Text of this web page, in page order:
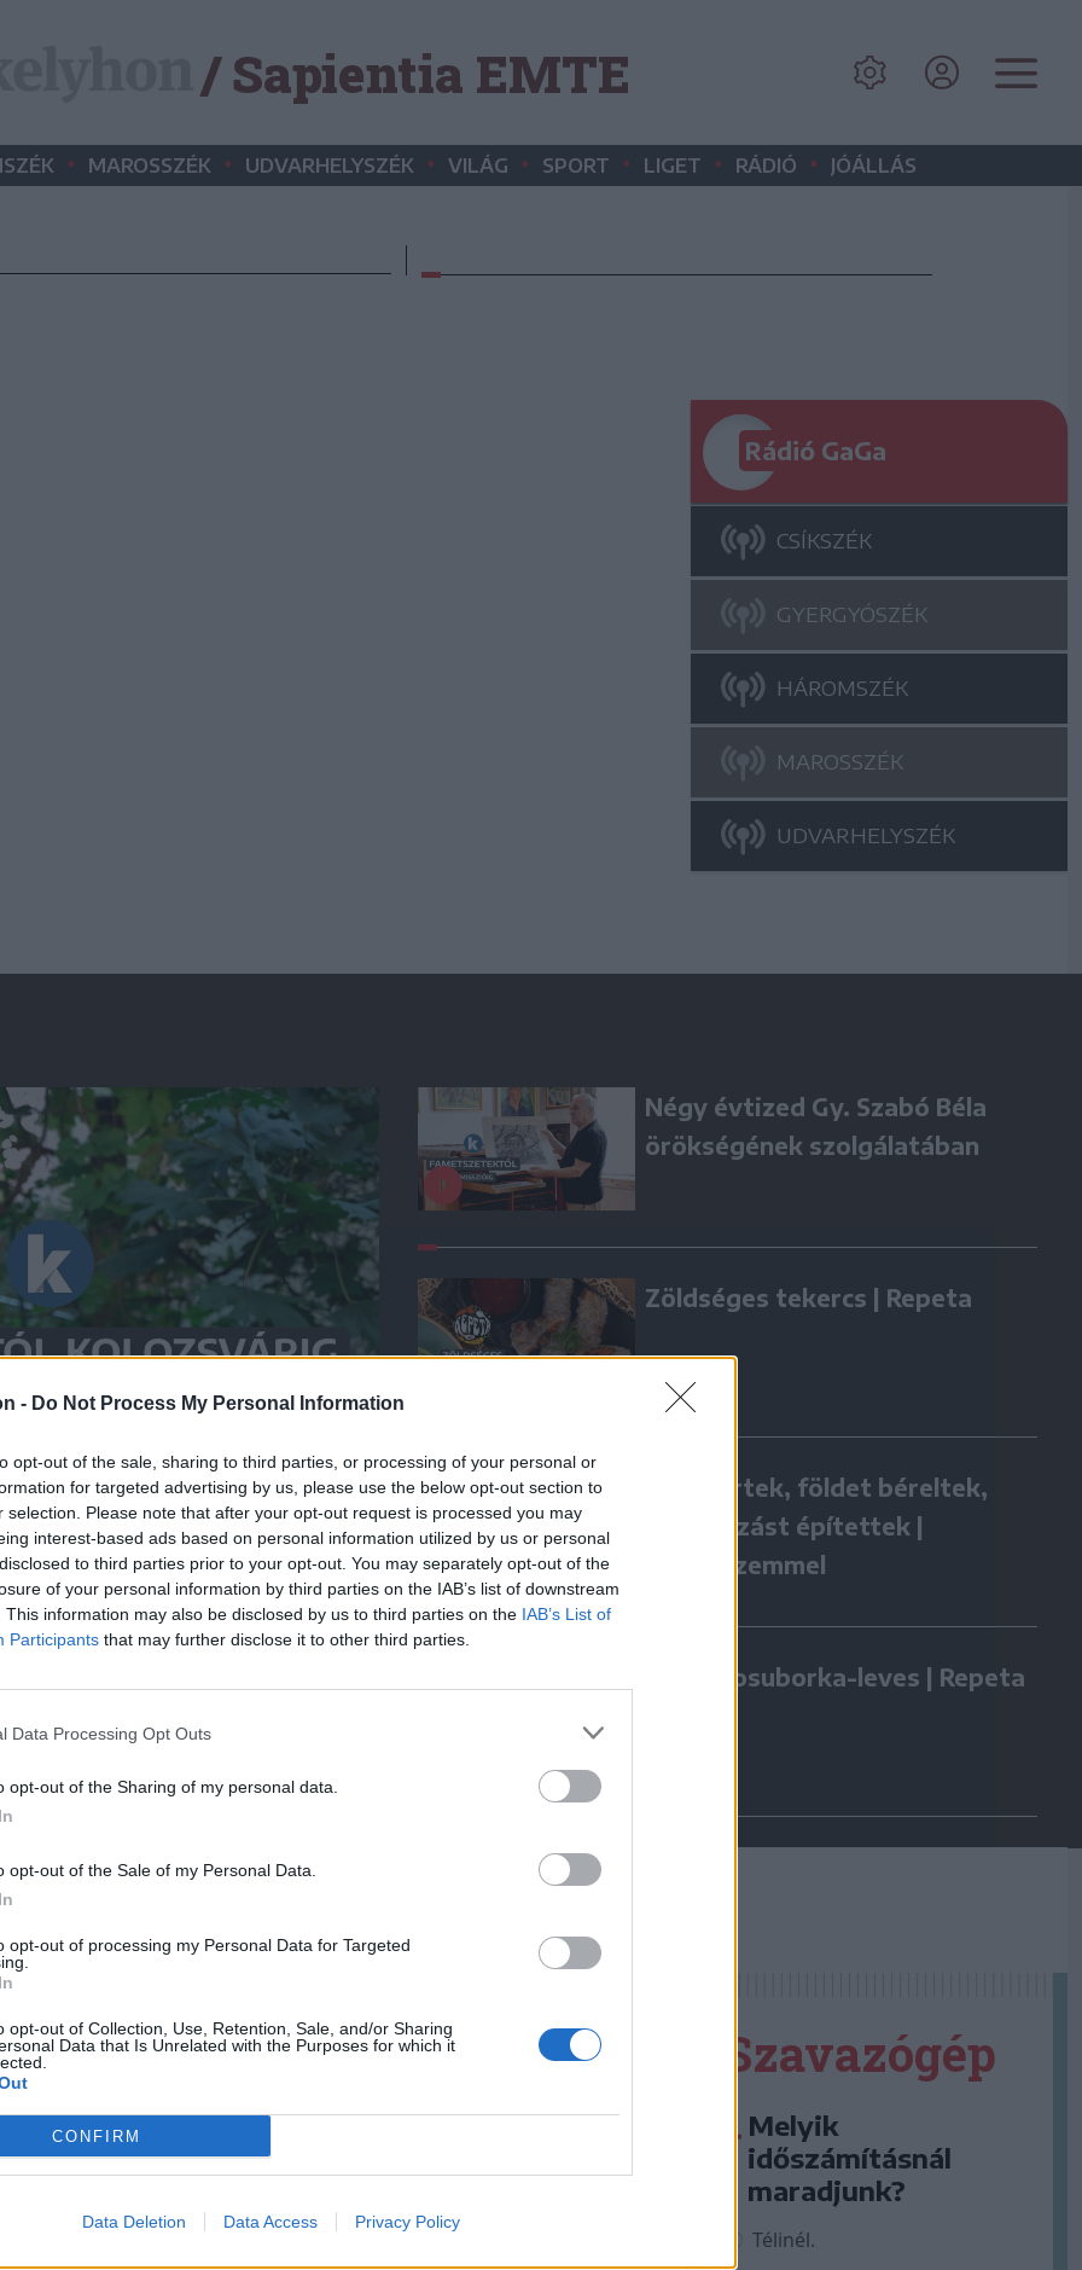
- Do Not Process My Personal Information
opt-out of the sale, sharing to third parties, or processing of your personal or
for targeted advertising by us, please use the below opt-out section to
selection. Please note that after your opt-out request is processed you may
interest-based ads based on personal information utilized by us or personal
to third parties prior to your opt-out. You may separately opt-out of the
of your personal information by third parties on the IAB’s list of downstream
This information may also be disclosed by us to third parties on the IAB’s List of
Participants that may further disclose it to other third parties.
Data Processing Opt Outs
opt-out of the Sharing of my personal data.
opt-out of the Sale of my Personal Data.
opt-out of processing my Personal Data for Targeted
opt-out of Collection, Use, Retention, Sale, and/or Sharing
Data that Is Unrelated with the Purposes for which it
CONFIRM
Data Deletion Data Access Privacy Policy
/ Sapientia EMTE
• MAROSSZÉK • UDVARHELYSZÉK • VILÁG • SPORT • LIGET • RÁDIÓ • JÓÁLLÁS
Rádió GaGa
CSÍKSZÉK
GYERGYÓSZÉK
HÁROMSZÉK
MAROSSZÉK
UDVARHELYSZÉK
Európán át a
egyetlen
Európát.
Négy évtized Gy. Szabó Béla
örökségének szolgálatában
Zöldséges tekercs | Repeta
Hazatértek, földet béreltek,
vállalkozást építettek |
Gazdaszemmel
Kovászosuborka-leves | Repeta
Szavazógép
Melyik
időszámításnál
maradjunk?
Télinél.